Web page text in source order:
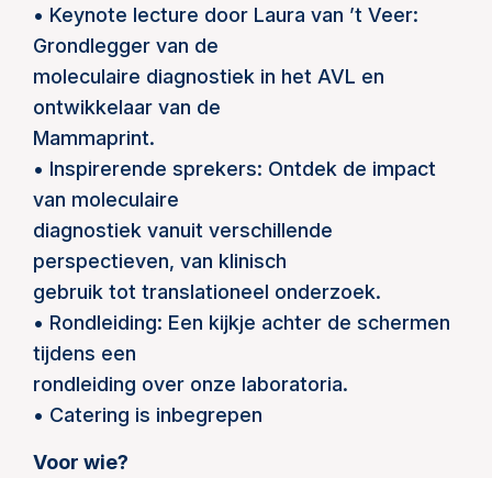
• Keynote lecture door Laura van ’t Veer:
Grondlegger van de
moleculaire diagnostiek in het AVL en
ontwikkelaar van de
Mammaprint.
• Inspirerende sprekers: Ontdek de impact
van moleculaire
diagnostiek vanuit verschillende
perspectieven, van klinisch
gebruik tot translationeel onderzoek.
• Rondleiding: Een kijkje achter de schermen
tijdens een
rondleiding over onze laboratoria.
• Catering is inbegrepen
Voor wie?